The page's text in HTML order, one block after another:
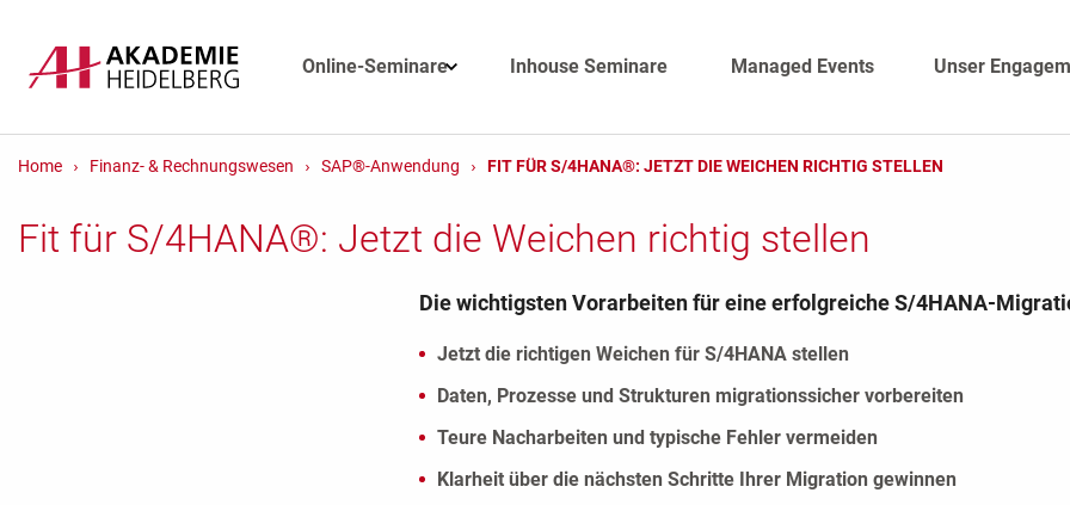
Online-Seminare Inhouse Seminare Managed Events Unser
Home Finanz- & Rechnungswesen SAP®-Anwendung FIT FÜR S/4HANA®: JETZT DIE WEICHEN RICHTIG STELLEN
Fit für S/4HANA®: Jetzt die Weichen richtig stellen
Die wichtigsten Vorarbeiten für eine erfolgreiche S/4HANA-
Jetzt die richtigen Weichen für S/4HANA stellen
Daten, Prozesse und Strukturen migrationssicher vorbereiten
Teure Nacharbeiten und typische Fehler vermeiden
Klarheit über die nächsten Schritte Ihrer Migration gewinnen